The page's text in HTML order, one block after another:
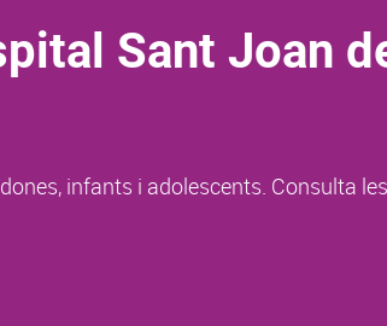
Sant Joan
infants i adolescents. Consulta